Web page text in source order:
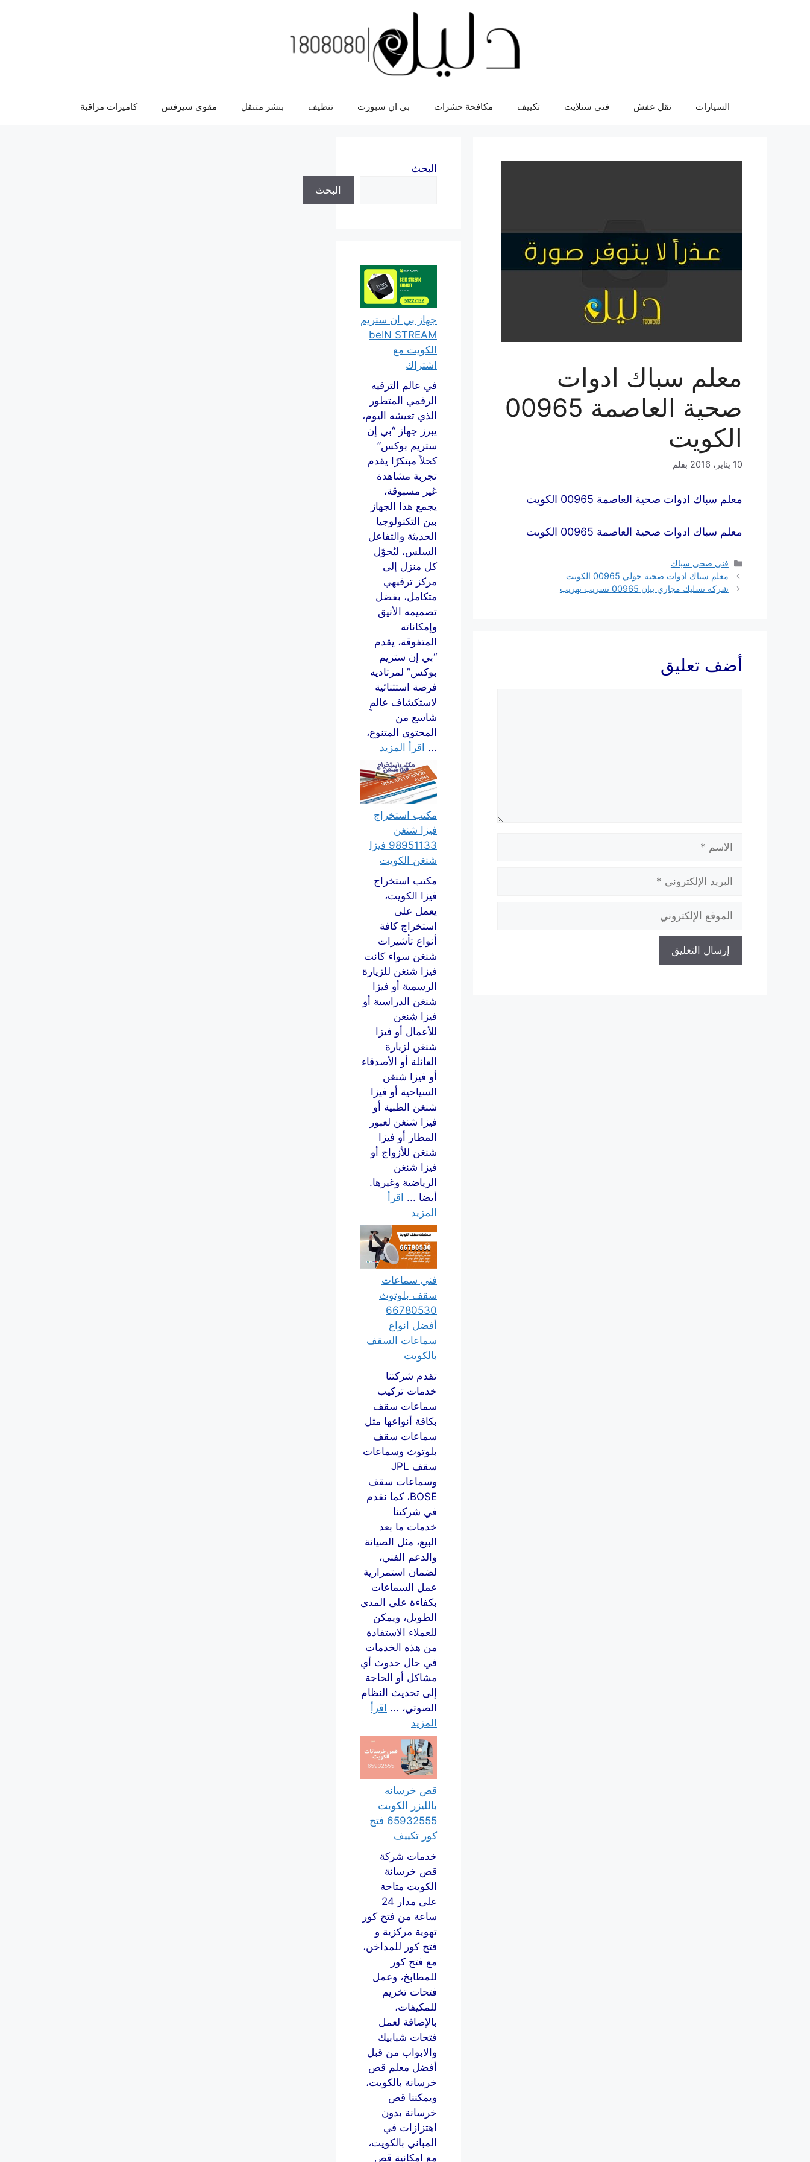
السيارات نقل عفش فني ستلايت تكييف مكافحة حشرات بي ان سبورت تنظيف بنشر متنقل مقوي سيرفس كاميرات مراقبة
معلم سباك ادوات
صحية العاصمة 00965
الكويت
10 يناير، 2016 بقلم
معلم سباك ادوات صحية العاصمة 00965 الكويت
معلم سباك ادوات صحية العاصمة 00965 الكويت
التصنيفات
فني صحي سباك
معلم سباك ادوات صحية حولي 00965 الكويت
شركه تسليك مجاري بيان 00965 تسريب تهريب
أضف تعليق
الاسم
البريد
الإلكتروني
الموقع
الإلكتروني
البحث
البحث
جهاز بي ان ستريم
beIN STREAM
الكويت مع
اشتراك
في عالم الترفيه
الرقمي المتطور
الذي تعيشه اليوم،
يبرز جهاز “بي إن
ستريم بوكس”
كحلاً مبتكرًا يقدم
تجربة مشاهدة
غير مسبوقة،
يجمع هذا الجهاز
بين التكنولوجيا
الحديثة والتفاعل
السلس، ليُحوّل
كل منزل إلى
مركز ترفيهي
متكامل، بفضل
تصميمه الأنيق
وإمكاناته
المتفوقة، يقدم
“بي إن ستريم
بوكس” لمرتاديه
فرصة استثنائية
لاستكشاف عالمٍ
شاسع من
المحتوى المتنوع،
... اقرأ المزيد
مكتب استخراج
فيزا شنغن
98951133 فيزا
شنغن الكويت
مكتب استخراج
فيزا الكويت،
يعمل على
استخراج كافة
أنواع تأشيرات
شنغن سواء كانت
فيزا شنغن للزيارة
الرسمية أو فيزا
شنغن الدراسية أو
فيزا شنغن
للأعمال أو فيزا
شنغن لزيارة
العائلة أو الأصدقاء
أو فيزا شنغن
السياحية أو فيزا
شنغن الطبية أو
فيزا شنغن لعبور
المطار أو فيزا
شنغن للأزواج أو
فيزا شنغن
الرياضية وغيرها.
أيضا ... اقرأ
المزيد
فني سماعات
سقف بلوتوث
66780530
أفضل انواع
سماعات السقف
بالكويت
تقدم شركتنا
خدمات تركيب
سماعات سقف
بكافة أنواعها مثل
سماعات سقف
بلوتوث وسماعات
سقف JPL
وسماعات سقف
BOSE، كما نقدم
في شركتنا
خدمات ما بعد
البيع، مثل الصيانة
والدعم الفني،
لضمان استمرارية
عمل السماعات
بكفاءة على المدى
الطويل، ويمكن
للعملاء الاستفادة
من هذه الخدمات
في حال حدوث أي
مشاكل أو الحاجة
إلى تحديث النظام
الصوتي، ... اقرأ
المزيد
قص خرسانه
بالليزر الكويت
65932555 فتح
كور تكييف
خدمات شركة
قص خرسانة
الكويت متاحة
على مدار 24
ساعة من فتح كور
تهوية مركزية و
فتح كور للمداخن،
مع فتح كور
للمطابخ، وعمل
فتحات تخريم
للمكيفات،
بالإضافة لعمل
فتحات شبابيك
والابواب من قبل
أفضل معلم قص
خرسانة بالكويت،
ويمكننا قص
خرسانة بدون
اهتزازات في
المباني بالكويت،
مع امكانية قص